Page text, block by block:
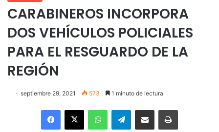
CARABINEROS INCORPORA
DOS VEHÍCULOS POLICIALES
PARA EL RESGUARDO DE LA
REGIÓN
septiembre 29, 2021 573 1 minuto de lectura
Facebook
X WhatsAppTelegramEnviar vía email Imprimir